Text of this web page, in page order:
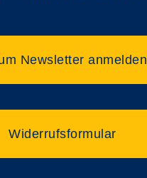
Newsletter anmelden
Widerrufsformular